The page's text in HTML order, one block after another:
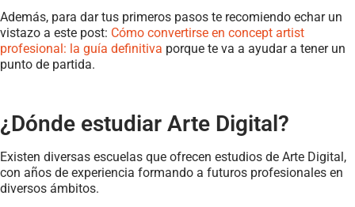
Además, para dar tus primeros pasos te recomiendo echar un
vistazo a este post: Cómo convertirse en concept artist
profesional: la guía definitiva porque te va a ayudar a tener un
punto de partida.
¿Dónde estudiar Arte Digital?
Existen diversas escuelas que ofrecen estudios de Arte Digital,
con años de experiencia formando a futuros profesionales en
diversos ámbitos.